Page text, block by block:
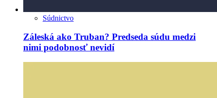
Súdnictvo
Záleská ako Truban? Predseda súdu medzi
nimi podobnosť nevidí